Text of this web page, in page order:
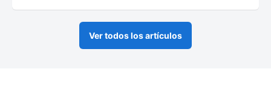
Ver todos los artículos